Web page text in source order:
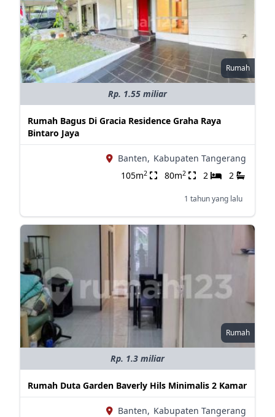
Rumah
Rp. 1.55 miliar
Rumah Bagus Di Gracia Residence Graha Raya
Bintaro Jaya
Banten, Kabupaten Tangerang
105m2 80m2 2 2
1 tahun yang lalu
Rumah
Rp. 1.3 miliar
Rumah Duta Garden Baverly Hils Minimalis 2 Kamar
Banten, Kabupaten Tangerang